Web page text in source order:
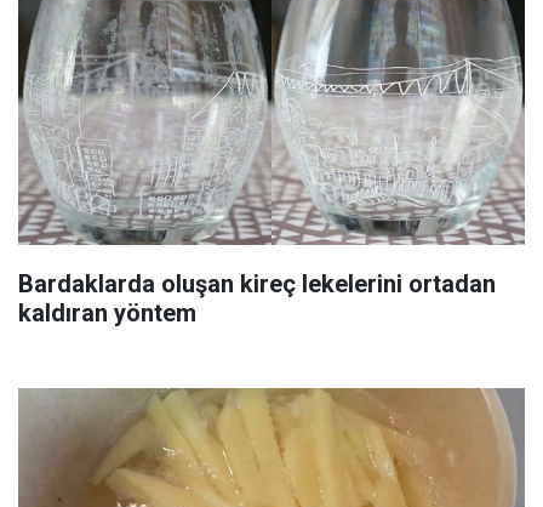
Bardaklarda oluşan kireç lekelerini ortadan
kaldıran yöntem